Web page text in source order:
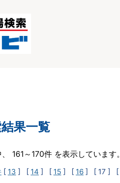
果一覧
161～170件 を表示しています。
[ 13 ] [ 14 ] [ 15 ] [ 16 ] [ 17 ] [